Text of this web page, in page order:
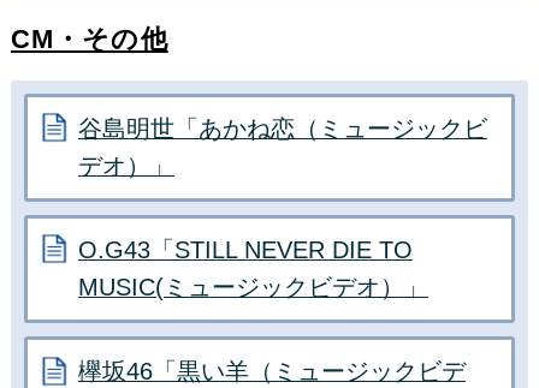
CM・その他
谷島明世「あかね恋（ミュージックビ
デオ）」
O.G43「STILL NEVER DIE TO
MUSIC(ミュージックビデオ）」
欅坂46「黒い羊（ミュージックビデ